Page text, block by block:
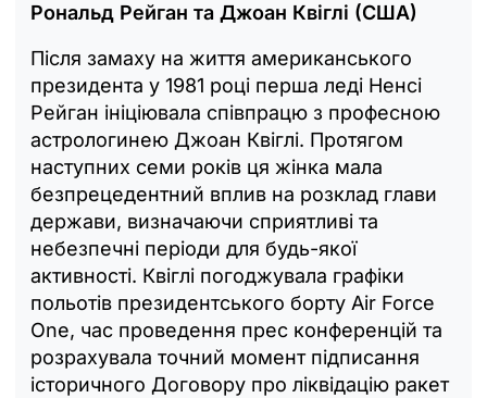
Рональд Рейган та Джоан Квіглі (США)
Після замаху на життя американського
президента у 1981 році перша леді Ненсі
Рейган ініціювала співпрацю з професною
астрологинею Джоан Квіглі. Протягом
наступних семи років ця жінка мала
безпрецедентний вплив на розклад глави
держави, визначаючи сприятливі та
небезпечні періоди для будь-якої
активності. Квіглі погоджувала графіки
польотів президентського борту Air Force
One, час проведення прес конференцій та
розрахувала точний момент підписання
історичного Договору про ліквідацію ракет